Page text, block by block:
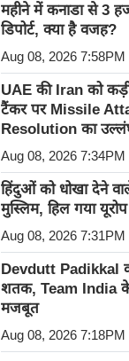
महीने में कनाडा से 3
डिपोर्ट, क्या है वजह?
Aug 08, 2026 7:58PM
UAE की Iran को
टैंकर पर Missile
Resolution का
Aug 08, 2026 7:34PM
हिंदुओं को धोखा देने
मुस्लिम, हिल गया
Aug 08, 2026 7:31PM
Devdutt Padikkal
शतक, Team India के
मजबूत
Aug 08, 2026 7:18PM